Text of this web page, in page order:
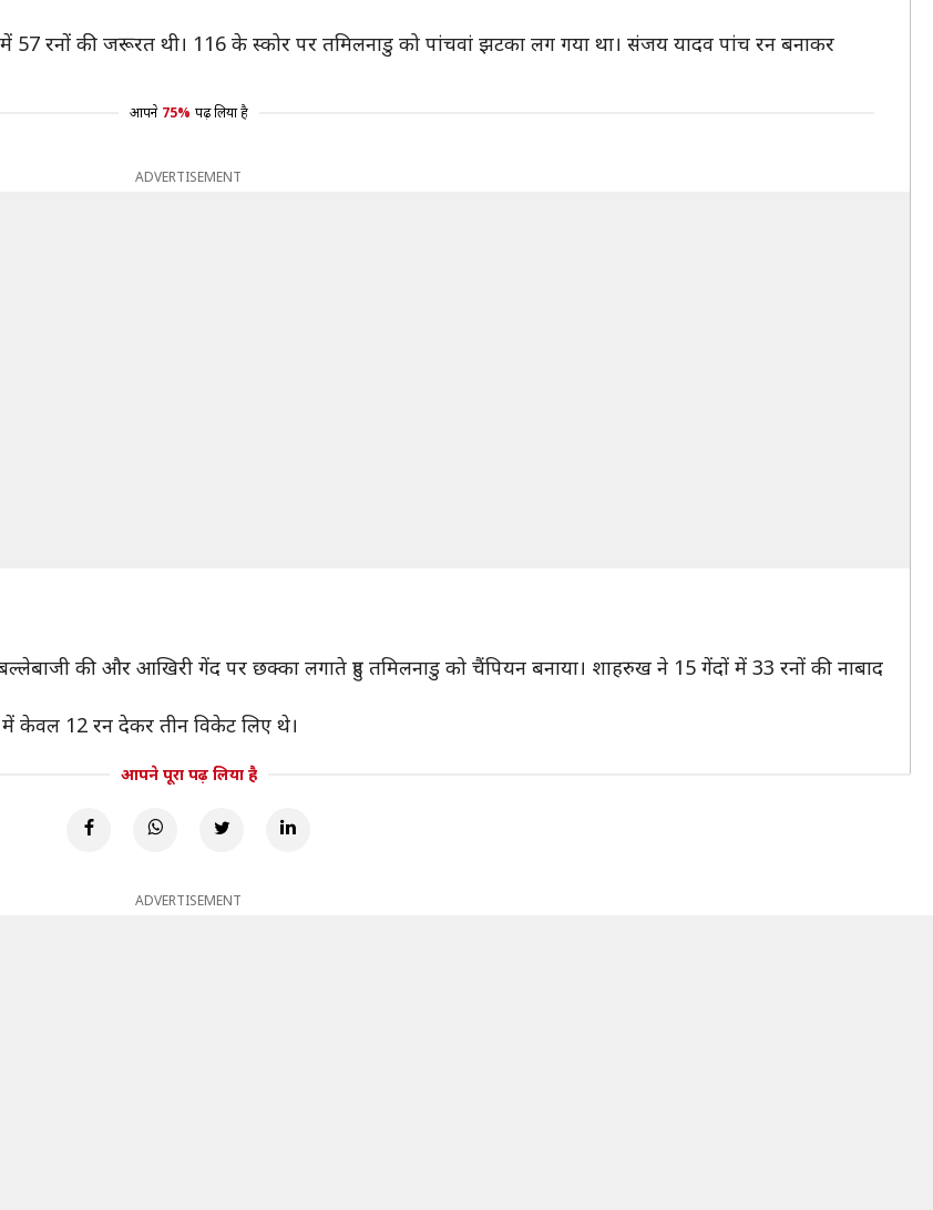
रनों की जरूरत थी। 116 के स्कोर पर तमिलनाडु को पांचवां झटका लग गया था। संजय यादव पांच रन बनाकर
आपने 75% पढ़ लिया है
ADVERTISEMENT
की और आखिरी गेंद पर छक्का लगाते हुए तमिलनाडु को चैंपियन बनाया। शाहरुख ने 15 गेंदों में 33 रनों की नाबाद
केवल 12 रन देकर तीन विकेट लिए थे।
आपने पूरा पढ़ लिया है
ADVERTISEMENT